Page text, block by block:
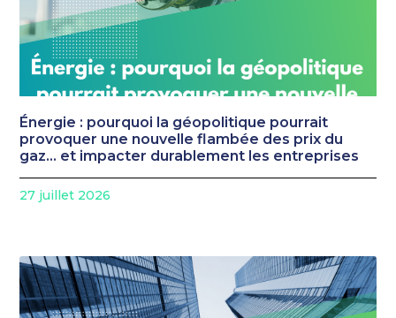
Énergie : pourquoi la géopolitique pourrait
provoquer une nouvelle flambée des prix du
gaz… et impacter durablement les entreprises
27 juillet 2026